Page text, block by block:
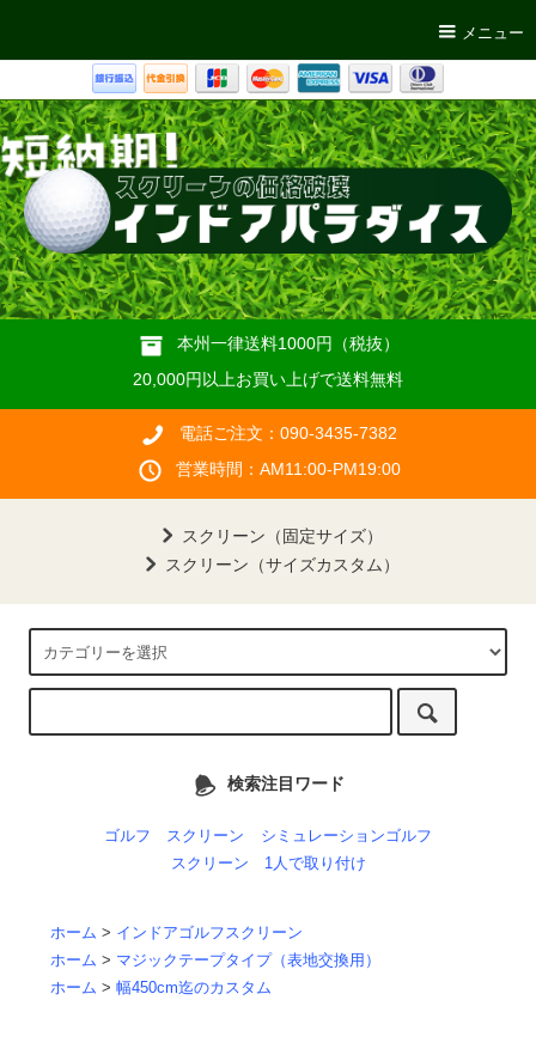
メニュー
本州一律送料1000円（税抜）
20,000円以上お買い上げで送料無料
電話ご注文：090-3435-7382
営業時間：AM11:00-PM19:00
スクリーン（固定サイズ）
スクリーン（サイズカスタム）
検索注目ワード
ゴルフ スクリーン
シミュレーションゴルフ
スクリーン 1人で取り付け
ホーム > インドアゴルフスクリーン
ホーム > マジックテープタイプ（表地交換用）
ホーム >幅450cm迄のカスタム